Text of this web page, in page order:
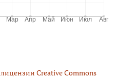
лицензии Creative Commons